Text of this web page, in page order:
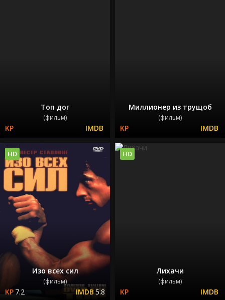
Топ дог
(фильм)
Миллионер из трущоб
(фильм)
Изо всех сил
(фильм)
7.2 5.8
HD
Лихачи
(фильм)
HD